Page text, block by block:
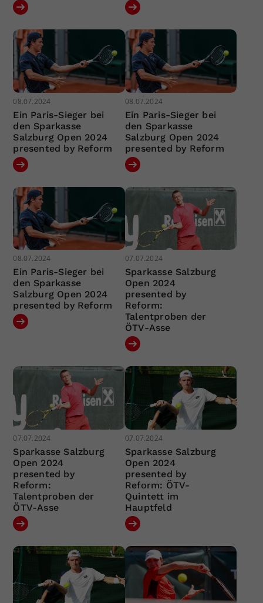
08.07.2024
Ein Paris-Sieger bei
den Sparkasse
Salzburg Open 2024
presented by Reform
08.07.2024
Ein Paris-Sieger bei
den Sparkasse
Salzburg Open 2024
presented by Reform
08.07.2024
Ein Paris-Sieger bei
den Sparkasse
Salzburg Open 2024
presented by Reform
07.07.2024
Sparkasse Salzburg
Open 2024
presented by
Reform:
Talentproben der
ÖTV-Asse
07.07.2024
Sparkasse Salzburg
Open 2024
presented by
Reform:
Talentproben der
ÖTV-Asse
07.07.2024
Sparkasse Salzburg
Open 2024
presented by
Reform: ÖTV-
Quintett im
Hauptfeld